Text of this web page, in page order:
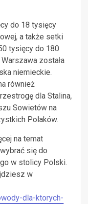
do 18 tysięcy
a także setki
tysięcy do 180
została
niemieckie.
również
dla Stalina,
Sowietów na
Polaków.
na temat
się do
w stolicy Polski.
w
dla-ktorych-